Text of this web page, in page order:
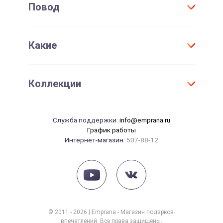
Договор присоединения
Активировать сертификат
Мужчине
Для детей
Повод
Юбилей
Свадьба
Рождение ребенка
Какие
Необычные
Сувениры
Коллекции
Фотосессия
Служба поддержки: info@emprana.ru
График работы
Интернет-магазин: 507-88-12
© 2011 - 2026 | Emprana - Магазин подарков-
впечатлений. Все права защищены.